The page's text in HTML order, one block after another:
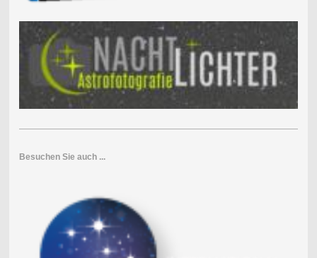
Besuchen Sie auch ...